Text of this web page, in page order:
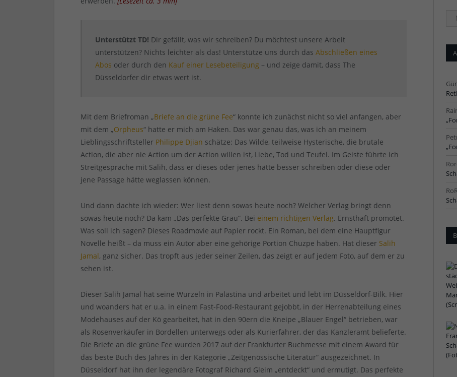
Unterstützt TD! Dir gefällt, was wir schreiben? Du möchtest unsere Arbeit
unterstützen? Nichts leichter als das! Unterstütze uns durch dasAbschließen eines
Abos oder durch den Kauf einer Lesebeteiligung – und zeige damit, dass The
Düsseldorfer dir etwas wert ist.
Mit dem Briefroman „Briefe an die grüne Fee“ konnte ich zunächst nicht so viel anfangen, aber
mit dem „Orpheus“ hatte er mich am Haken. Das war genau das, was ich an meinem
Lieblingsschriftsteller Philippe Djian schätze: Das Wilde, teilweise Hysterische, die brutale
Action, die aber nie Action um der Action willen ist, Liebe, Tod und Teufel. Im Geiste führte ich
Streitgespräche mit Salih, dass er dieses oder jenes hätte besser schreiben oder diese oder
jene Passage hätte weglassen können.
Und dann dachte ich wieder: Wer liest denn sowas heute noch? Welcher Verlag bringt denn
sowas heute noch? Da kam „Das perfekte Grau“. Bei einem richtigen Verlag. Ernsthaft promotet.
Was soll ich sagen? Dieses Roadmovie auf Papier rockt. Ein Roman, bei dem eine Hauptfigur
Novelle heißt – da muss ein Autor aber eine gehörige Portion Chuzpe haben. Hat dieser Salih
Jamal, ganz sicher. Das tropft aus jeder seiner Zeilen, das zeigt er auf jedem Foto, auf dem er zu
sehen ist.
Dieser Salih Jamal hat seine Wurzeln in Palästina und arbeitet und lebt im Düsseldorf-Bilk. Hier
und woanders hat er u.a. in einem Fast-Food-Restaurant gejobbt, in der Herrenabteilung eines
Modehauses auf der Kö gearbeitet, hat in den 90ern die Kneipe „Blauer Engel“ betrieben, war
als Rosenverkäufer in Bordellen unterwegs oder als Kurierfahrer, der das Kanzleramt belieferte.
Die Briefe an die grüne Fee wurden 2017 auf der Frankfurter Buchmesse mit einem Award für
das beste Buch des Jahres in der Kategorie „Zeitgenössische Literatur“ ausgezeichnet. In
Düsseldorf hat ihn der legendäre Fotograf Richard Gleim „entdeckt“ und ermutigt. Das perfekte